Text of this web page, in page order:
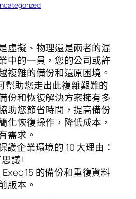
虛擬、物理還是兩者的混
中的一員，您的公司或許
複雜的備份和還原困境。
幫助您走出此複雜艱難的
份和恢復解決方案擁有多
助您節省時間，提高備份
化恢復操作，降低成本，
需求。
護企業環境的 10 大理由：
議!
15 的備份和重復資料
版本。